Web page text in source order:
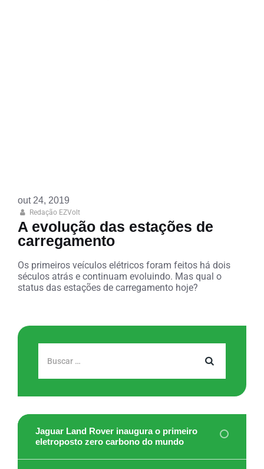
out 24, 2019
Redação EZVolt
A evolução das estações de
carregamento
Os primeiros veículos elétricos foram feitos há dois
séculos atrás e continuam evoluindo. Mas qual o
status das estações de carregamento hoje?
Jaguar Land Rover inaugura o primeiro
eletroposto zero carbono do mundo